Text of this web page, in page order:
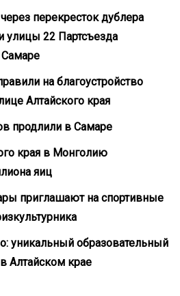
перекресток дублера
22 Партсъезда
Самаре
на благоустройство
Алтайского края
продлили в Самаре
края в Монголию
яиц
приглашают на спортивные
уникальный образовательный
Алтайском крае